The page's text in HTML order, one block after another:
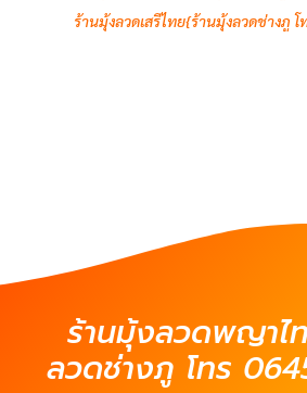
ร้านมุ้งลวดเสรีไทย{ร้านมุ้งลวดช่างภู
ร้านมุ้งลวดพญาไ
ลวดช่างภู โทร